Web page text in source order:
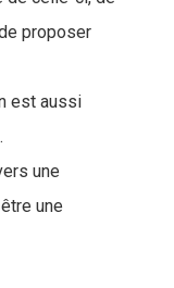
proposer
est aussi
une
une